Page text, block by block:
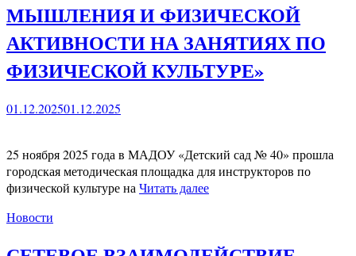
МЫШЛЕНИЯ И ФИЗИЧЕСКОЙ
АКТИВНОСТИ НА ЗАНЯТИЯХ ПО
ФИЗИЧЕСКОЙ КУЛЬТУРЕ»
01.12.202501.12.2025
25 ноября 2025 года в МАДОУ «Детский сад № 40» прошла
городская методическая площадка для инструкторов по
физической культуре на Читать далее
Новости